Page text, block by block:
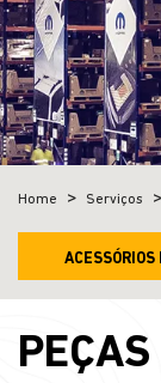
Home Serviços
ACESSÓRIOS